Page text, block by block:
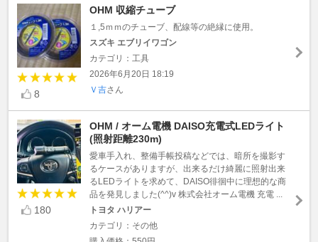
8
OHM 収縮チューブ
１,5ｍｍのチューブ、配線等の絶縁に使用。
スズキ エブリイワゴン
カテゴリ：工具
2026年6月20日 18:19
Ｖ吉さん
180
OHM / オーム電機 DAISO充電式LEDライト
(照射距離230m)
愛車手入れ、整備手帳投稿などでは、暗所を撮影す
るケースがありますが、出来るだけ綺麗に照射出来
るLEDライトを求めて、DAISO徘徊中に理想的な商
品を発見しました(^^)v 株式会社オーム電機 充電 ...
トヨタ ハリアー
カテゴリ：その他